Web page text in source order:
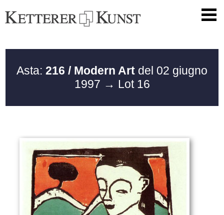
Asta: 216 / Modern Art del 02 giugno
1997 → Lot 16